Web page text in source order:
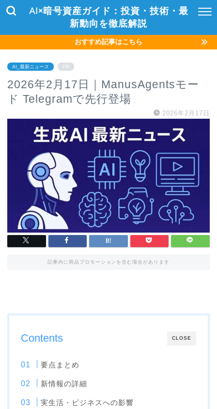
AI×暗号資産ガイド：投資・技術・最
新動向を徹底解説
おすすめ記事はこちら
AI_最新ニュース PR
2026年2月17日｜ManusAgentsモー
ド Telegramで先行登場
2026年2月17日
記事内に商品プロモーションを含む場合があります
CLOSE
Contents
要点まとめ
新情報の詳細
実生活・ビジネスへの影響